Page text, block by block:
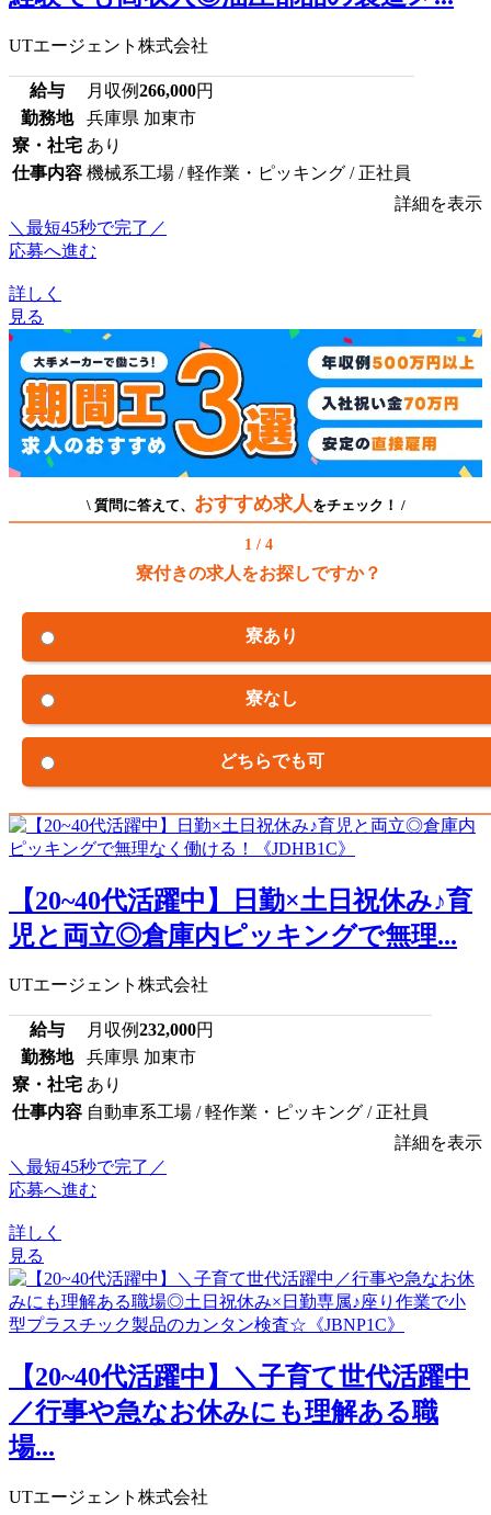
UTエージェント株式会社
給与 月収例266,000円
勤務地
兵庫県 加東市
寮・社宅 あり
仕事内容 機械系工場 / 軽作業・ピッキング / 正社員
詳細を表示
＼最短45秒で完了／
応募へ進む
詳しく
見る
\ 質問に答えて、 おすすめ求人 をチェック！ /
1 / 4
寮付きの求人をお探しですか？
寮あり
寮なし
どちらでも可
【20~40代活躍中】日勤×土日祝休み♪育
児と両立◎倉庫内ピッキングで無理...
UTエージェント株式会社
給与 月収例232,000円
勤務地
兵庫県 加東市
寮・社宅 あり
仕事内容 自動車系工場 / 軽作業・ピッキング / 正社員
詳細を表示
＼最短45秒で完了／
応募へ進む
詳しく
見る
【20~40代活躍中】＼子育て世代活躍中
／行事や急なお休みにも理解ある職
場...
UTエージェント株式会社